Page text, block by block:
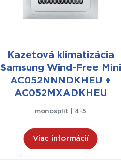
Kazetová klimatizácia
Samsung Wind-Free Mini
AC052NNNDKHEU +
AC052MXADKHEU
monosplit | 4-5
Viac informácií